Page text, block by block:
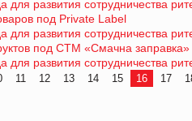
для развития сотрудничества
под Private Label
для развития сотрудничества
под СТМ «Смачна заправка»
для развития сотрудничества
11 12 13 14 15 16 17